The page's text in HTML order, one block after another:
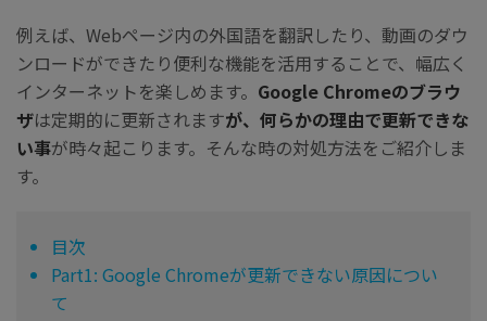
例えば、Webページ内の外国語を翻訳したり、動画のダウ
ンロードができたり便利な機能を活用することで、幅広く
インターネットを楽しめます。 Google Chromeのブラウ
ザは定期的に更新されますが、何らかの理由で更新できな
い事が時々起こります。そんな時の対処方法をご紹介しま
す。
目次
Part1: Google Chromeが更新できない原因につい
て